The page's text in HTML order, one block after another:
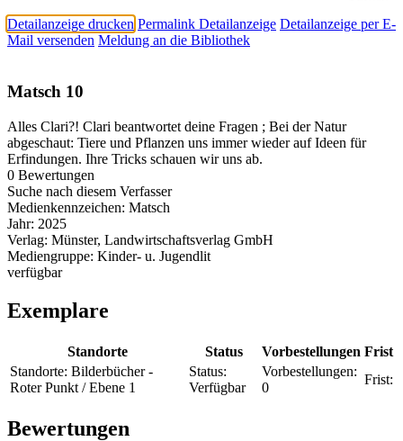
Detailanzeige drucken Permalink Detailanzeige Detailanzeige per E-
Mail versenden Meldung an die Bibliothek
Matsch 10
Alles Clari?! Clari beantwortet deine Fragen ; Bei der Natur
abgeschaut: Tiere und Pflanzen uns immer wieder auf Ideen für
Erfindungen. Ihre Tricks schauen wir uns ab.
0 Bewertungen
Suche nach diesem Verfasser
Medienkennzeichen: Matsch
Jahr: 2025
Verlag: Münster, Landwirtschaftsverlag GmbH
Mediengruppe: Kinder- u. Jugendlit
verfügbar
Exemplare
Standorte Status Vorbestellungen Frist
Standorte: Bilderbücher -
Roter Punkt / Ebene 1
Status:
Verfügbar
Vorbestellungen:
0
Frist:
Bewertungen